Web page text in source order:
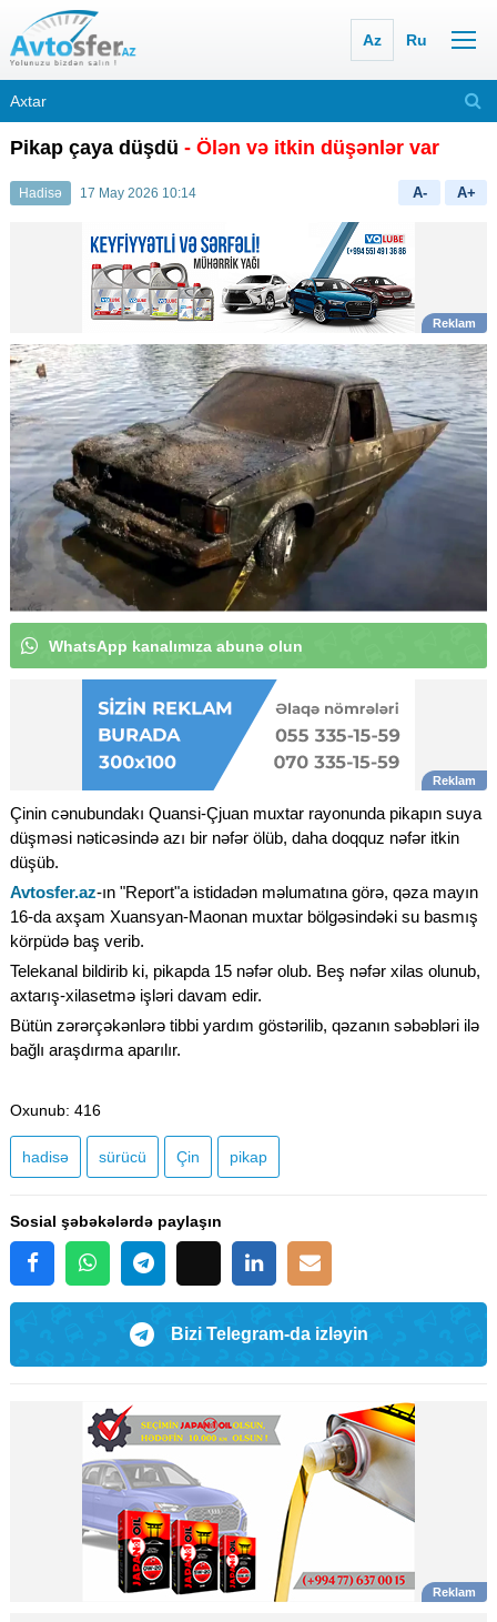
Az Ru
Pikap çaya düşdü - Ölən və itkin düşənlər var
Hadisə 17 May 2026 10:14 A- A+
WhatsApp kanalımıza abunə olun
Çinin cənubundakı Quansi-Çjuan muxtar rayonunda pikapın suya
düşməsi nəticəsində azı bir nəfər ölüb, daha doqquz nəfər itkin
düşüb.
Avtosfer.az-ın "Report"a istidadən məlumatına görə, qəza mayın
16-da axşam Xuansyan-Maonan muxtar bölgəsindəki su basmış
körpüdə baş verib.
Telekanal bildirib ki, pikapda 15 nəfər olub. Beş nəfər xilas olunub,
axtarış-xilasetmə işləri davam edir.
Bütün zərərçəkənlərə tibbi yardım göstərilib, qəzanın səbəbləri ilə
bağlı araşdırma aparılır.
Oxunub: 416
hadisə sürücü Çin pikap
Sosial şəbəkələrdə paylaşın
Bizi Telegram-da izləyin